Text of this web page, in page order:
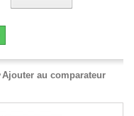
Ajouter au comparateur